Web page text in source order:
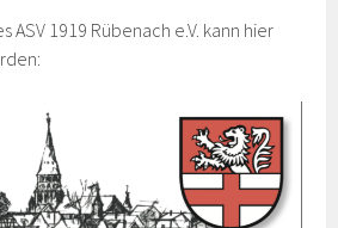
ASV 1919 Rübenach e.V. kann hier